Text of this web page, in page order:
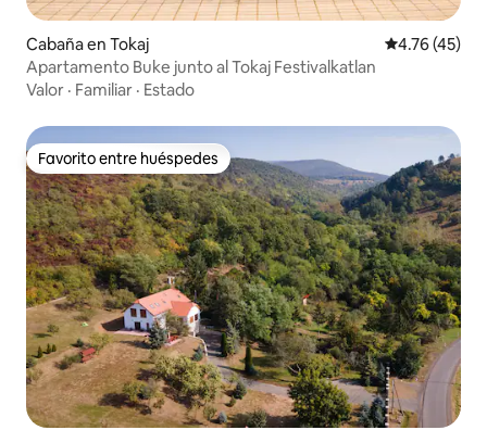
Cabaña en Tokaj Calificación
4.76 (45)
Apartamento Buke junto al Tokaj Festivalkatlan
Valor · Familiar · Estado
Favorito entre huéspedes
Favorito entre huéspedes